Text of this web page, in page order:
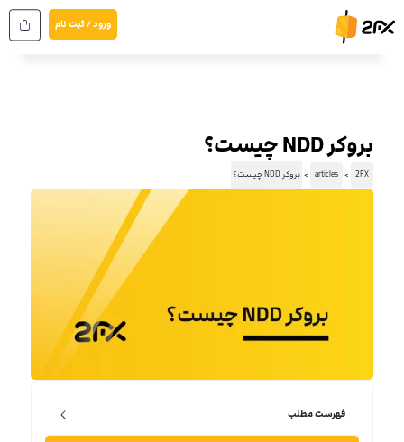
به
ورود / ثبت نام
بروکر NDD چیست؟
2FX
articles بروکر NDD چیست؟
فهرست مطلب